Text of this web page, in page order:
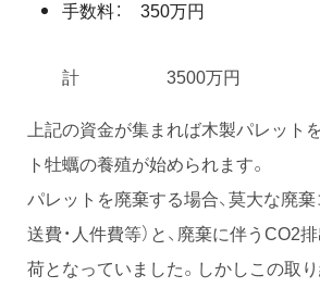
手数料： 350万円
計 3500万円
上記の資金が集まれば木製パレット
ト牡蠣の養殖が始められます。
パレットを廃棄する場合、莫大な廃棄
送費・人件費等）と、廃棄に伴うCO2
荷となっていました。しかしこの取